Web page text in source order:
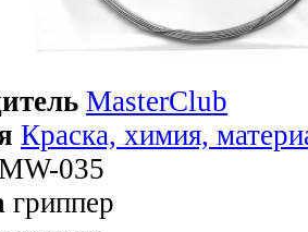
MasterClub
Краска, химия,
035
гриппер